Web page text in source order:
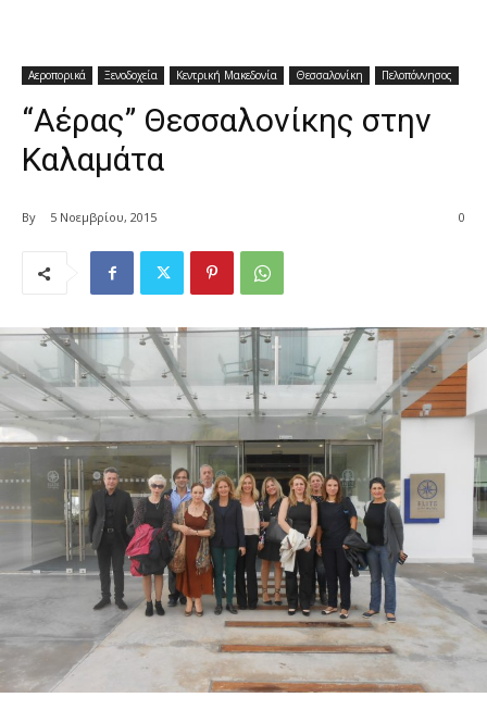
Αεροπορικά Ξενοδοχεία Κεντρική Μακεδονία Θεσσαλονίκη Πελοπόννησος
“Αέρας” Θεσσαλονίκης στην
Καλαμάτα
By 5 Νοεμβρίου, 2015 0